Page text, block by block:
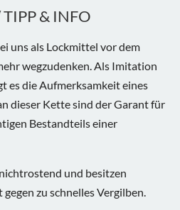
& INFO
uns als Lockmittel vor dem
wegzudenken. Als Imitation
es die Aufmerksamkeit eines
dieser Kette sind der Garant für
Bestandteils einer
und besitzen
zu schnelles Vergilben.